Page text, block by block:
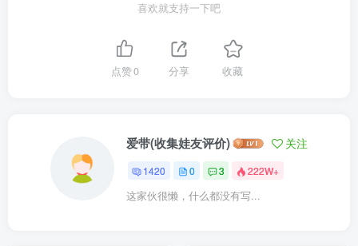
喜欢就支持一下吧
点赞0 分享 收藏
爱带(收集娃友评价) 关注
1420 0 3 222W+
这家伙很懒，什么都没有写...